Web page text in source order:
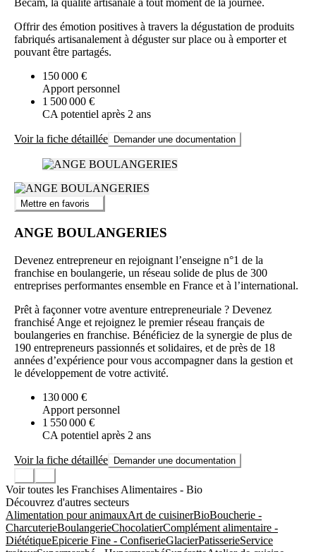
Bécam, la qualité artisanale à tout moment de la journée.
Offrir des émotion positives à travers la dégustation de produits
fabriqués artisanalement à déguster sur place ou à emporter et
pouvant être partagés.
150 000 €
Apport personnel
1 500 000 €
CA potentiel après 2 ans
Voir la fiche détaillée Demander une documentation
Mettre en favoris
ANGE BOULANGERIES
Devenez entrepreneur en rejoignant l’enseigne n°1 de la
franchise en boulangerie, un réseau solide de plus de 300
entreprises performantes ensemble en France et à l’international.
Prêt à façonner votre aventure entrepreneuriale ? Devenez
franchisé Ange et rejoignez le premier réseau français de
boulangeries en franchise. Bénéficiez de la synergie de plus de
190 entrepreneurs passionnés et solidaires, et de près de 18
années d’expérience pour vous accompagner dans la gestion et
le développement de votre activité.
130 000 €
Apport personnel
1 550 000 €
CA potentiel après 2 ans
Voir la fiche détaillée Demander une documentation
Voir toutes les Franchises Alimentaires - Bio
Découvrez d'autres secteurs
Alimentation pour animauxArt de cuisinerBioBoucherie -
CharcuterieBoulangerieChocolatierComplément alimentaire -
DiététiqueEpicerie Fine - ConfiserieGlacierPatisserieService